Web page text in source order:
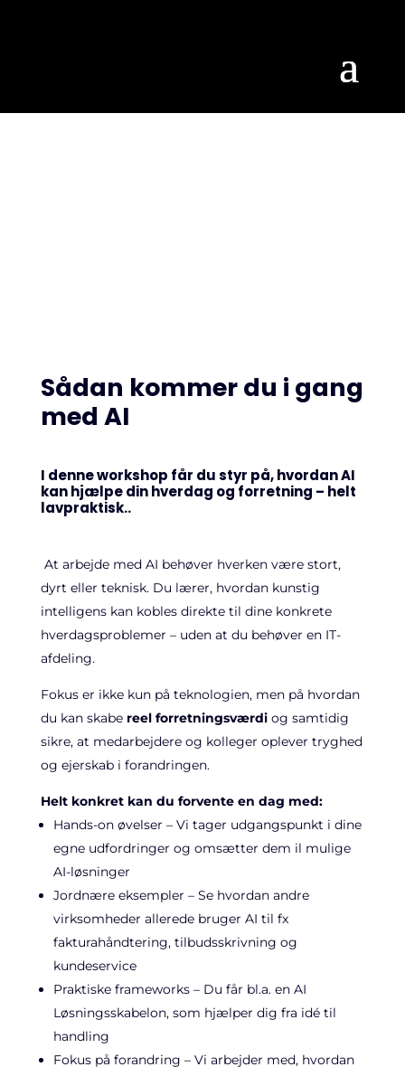
Sådan kommer du i gang
med AI
I denne workshop får du styr på, hvordan AI
kan hjælpe din hverdag og forretning – helt
lavpraktisk..
At arbejde med AI behøver hverken være stort,
dyrt eller teknisk. Du lærer, hvordan kunstig
intelligens kan kobles direkte til dine konkrete
hverdagsproblemer – uden at du behøver en IT-
afdeling.
Fokus er ikke kun på teknologien, men på hvordan
du kan skabe reel forretningsværdiog samtidig
sikre, at medarbejdere og kolleger oplever tryghed
og ejerskab i forandringen.
Helt konkret kan du forvente en dag med:
Hands-on øvelser – Vi tager udgangspunkt i dine
egne udfordringer og omsætter dem il mulige
AI-løsninger
Jordnære eksempler – Se hvordan andre
virksomheder allerede bruger AI til fx
fakturahåndtering, tilbudsskrivning og
kundeservice
Praktiske frameworks – Du får bl.a. en AI
Løsningsskabelon, som hjælper dig fra idé til
handling
Fokus på forandring – Vi arbejder med, hvordan